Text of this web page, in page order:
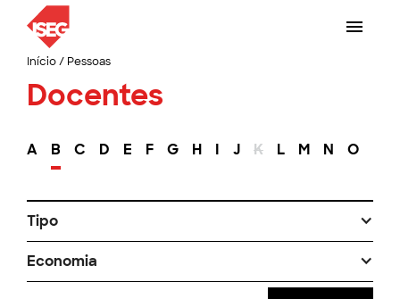
Início/ Pessoas
Docentes
A B C D E F G H I J K L M N O
Tipo
Economia